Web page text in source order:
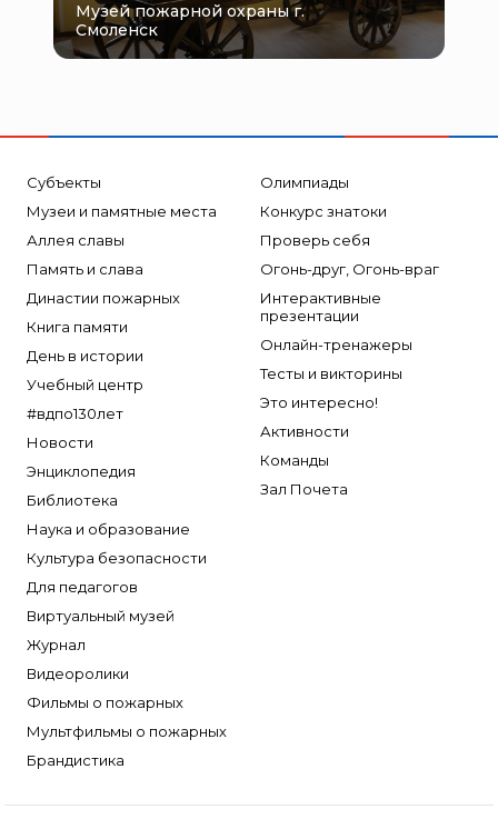
Музей пожарной охраны г.
Смоленск
Субъекты
Музеи и памятные места
Аллея славы
Память и слава
Династии пожарных
Книга памяти
День в истории
Учебный центр
#вдпо130лет
Новости
Энциклопедия
Библиотека
Наука и образование
Культура безопасности
Для педагогов
Виртуальный музей
Журнал
Видеоролики
Фильмы о пожарных
Мультфильмы о пожарных
Брандистика
Олимпиады
Конкурс знатоки
Проверь себя
Огонь-друг, Огонь-враг
Интерактивные
презентации
Онлайн-тренажеры
Тесты и викторины
Это интересно!
Активности
Команды
Зал Почета